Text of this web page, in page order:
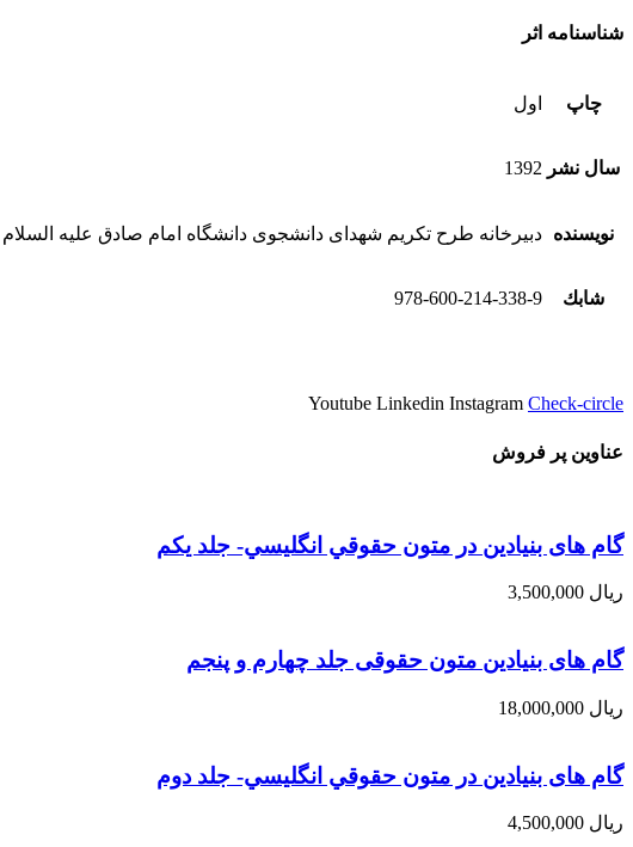
شناسنامه اثر
چاپ اول
سال نشر 1392
نویسنده دبیرخانه طرح تکریم شهدای دانشجوی دانشگاه امام صادق علیه السلام
شابك 978-600-214-338-9
Youtube Linkedin Instagram Check-circle
عناوین پر فروش
گام های بنیادین در متون حقوقي انگليسي- جلد يكم
ریال
گام های بنیادین متون حقوقی جلد چهارم و پنجم
ریال
گام های بنیادین در متون حقوقي انگليسي- جلد دوم
ریال